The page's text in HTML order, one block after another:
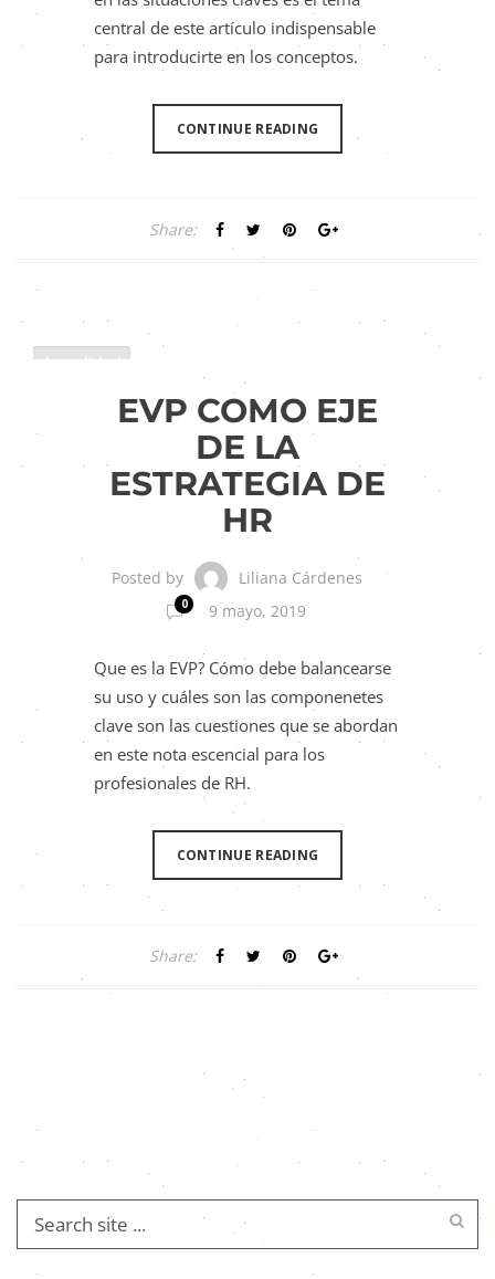
central de este artículo indispensable
para introducirte en los conceptos.
CONTINUE READING
Share:
Actualidad
EVP COMO EJE
DE LA
ESTRATEGIA DE
HR
Posted by Liliana Cárdenes
0 9 mayo, 2019
Que es la EVP? Cómo debe balancearse
su uso y cuáles son las componenetes
clave son las cuestiones que se abordan
en este nota escencial para los
profesionales de RH.
CONTINUE READING
Share: